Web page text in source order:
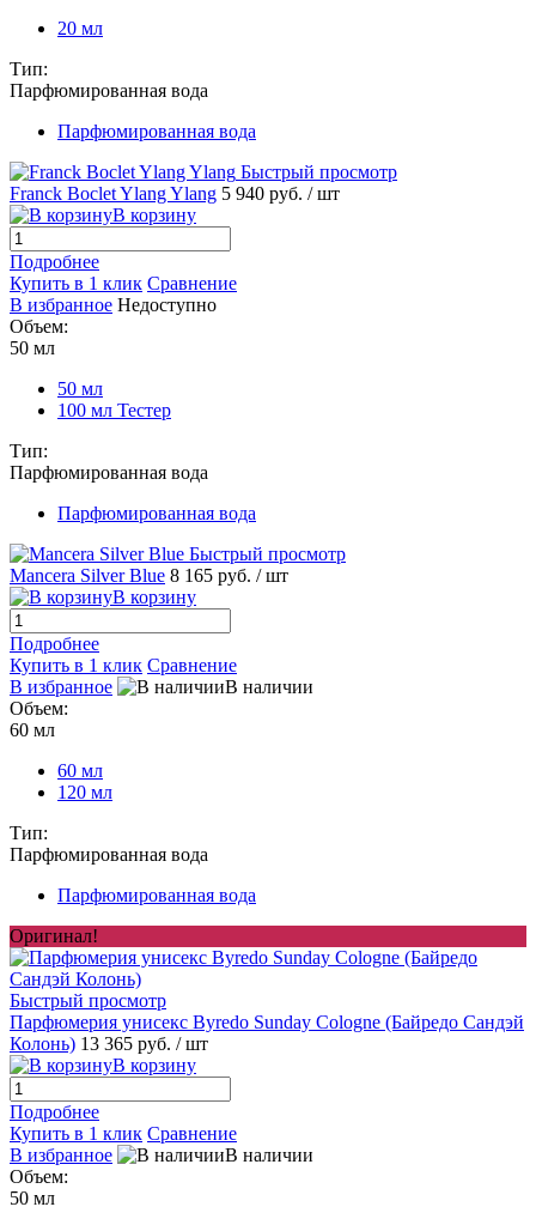
20 мл
Тип:
Парфюмированная вода
Парфюмированная вода
Быстрый просмотр
Franck Boclet Ylang Ylang 5 940 руб. / шт
В корзину
Подробнее
Купить в 1 клик Сравнение
В избранное Недоступно
Объем:
50 мл
50 мл
100 мл Тестер
Тип:
Парфюмированная вода
Парфюмированная вода
Быстрый просмотр
Mancera Silver Blue 8 165 руб. / шт
В корзину
Подробнее
Купить в 1 клик Сравнение
В избранное
В наличии
Объем:
60 мл
60 мл
120 мл
Тип:
Парфюмированная вода
Парфюмированная вода
Оригинал!
Быстрый просмотр
Парфюмерия унисекс Byredo Sunday Cologne (Байредо Сандэй
Колонь) 13 365 руб. / шт
В корзину
Подробнее
Купить в 1 клик Сравнение
В избранное
В наличии
Объем:
50 мл